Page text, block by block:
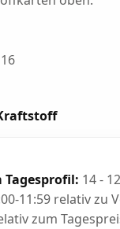
Tagesprofil: 14 -
11:59 relativ zu
zum